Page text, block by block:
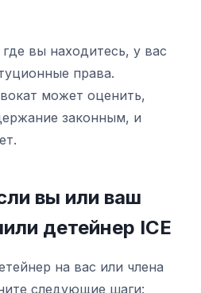
вы находитесь, у вас
права.
может оценить,
законным, и
вы или ваш
детейнер ICE
на вас или члена
следующие шаги: